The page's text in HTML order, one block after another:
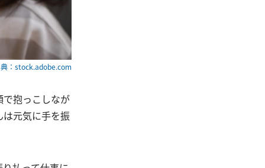
：stock.adobe.com
抱っこしなが
元気に手を振